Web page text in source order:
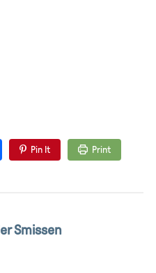
Pin It Print
Smissen